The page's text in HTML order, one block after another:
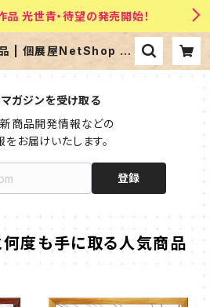
品 光世青・待望の発売開始！
| 個展屋NetShop 写
ガジンを受け取る
商品開発情報などの
お届けいたします。
登録
度も手に取る人気商品